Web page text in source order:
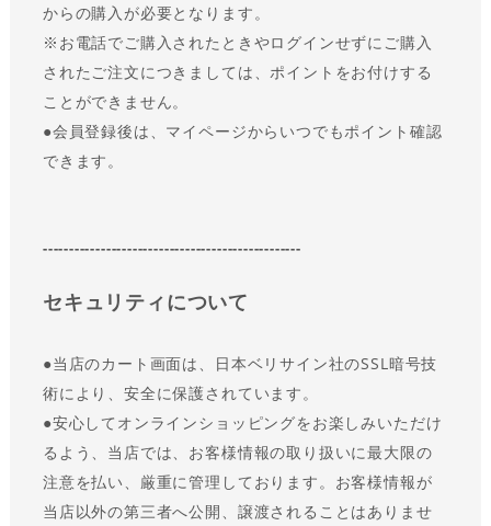
からの購入が必要となります。
※お電話でご購入されたときやログインせずにご購入
されたご注文につきましては、ポイントをお付けする
ことができません。
●会員登録後は、マイページからいつでもポイント確認
できます。
-------------------------------------------------
セキュリティについて
●当店のカート画面は、日本ベリサイン社のSSL暗号技
術により、安全に保護されています。
●安心してオンラインショッピングをお楽しみいただけ
るよう、当店では、お客様情報の取り扱いに最大限の
注意を払い、厳重に管理しております。お客様情報が
当店以外の第三者へ公開、譲渡されることはありませ